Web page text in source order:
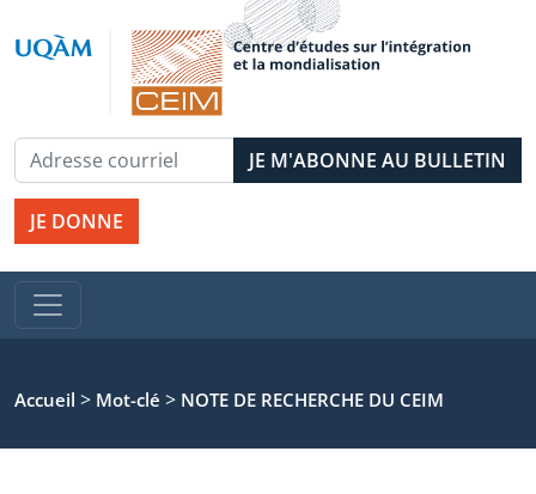
JE DONNE
Accueil > Mot-clé > NOTE DE RECHERCHE DU CEIM